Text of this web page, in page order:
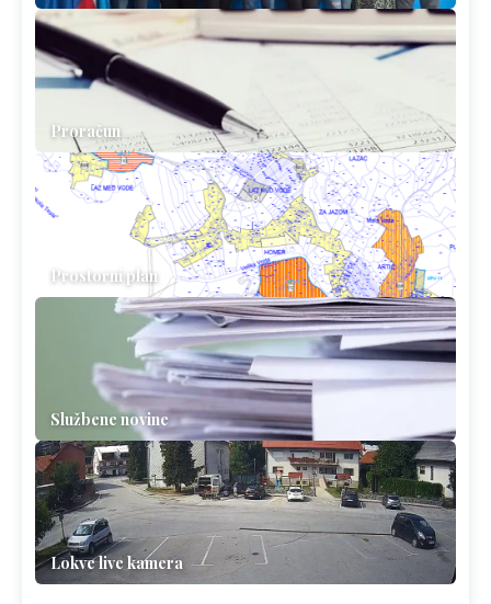
Proračun
Prostorni plan
Službene novine
Lokve live kamera